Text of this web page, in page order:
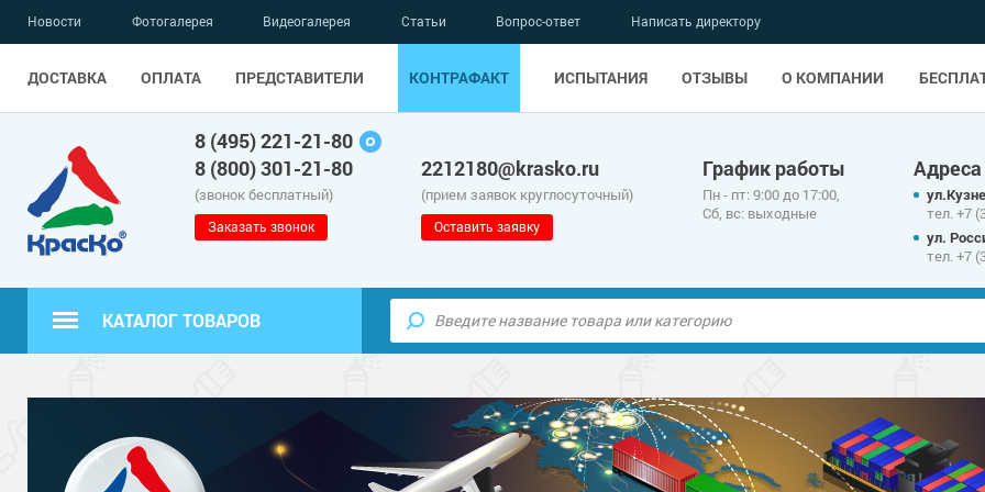
Новости Фотогалерея Видеогалерея Статьи Вопрос-ответ Написать директору
ДОСТАВКА ОПЛАТА ПРЕДСТАВИТЕЛИ КОНТРАФАКТ ИСПЫТАНИЯ ОТЗЫВЫ О КОМПАНИИ
8 (495) 221-21-80
8 (800) 301-21-80
(звонок бесплатный)
Заказать звонок
2212180@krasko.ru
(прием заявок круглосуточный)
Оставить заявку
График работы
Пн - пт: 9:00 до 17:00,
Сб, вс: выходные
тел. +7
ул.
тел. +7
КАТАЛОГ ТОВАРОВ
Эпоксидные полы
Водно-эпоксидные наливные
Для бетонных полов Полиуретановые полы
Эпоксидные полы
Грунт-эмали по металлу